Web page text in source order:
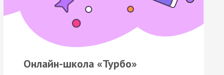
Онлайн-школа «Турбо»